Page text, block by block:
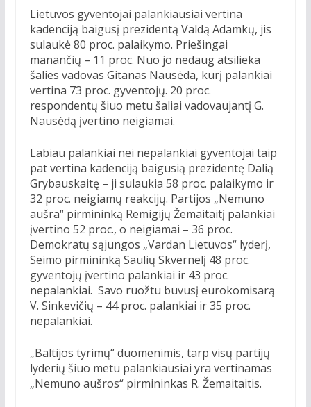
Lietuvos gyventojai palankiausiai vertina
kadenciją baigusį prezidentą Valdą Adamkų, jis
sulaukė 80 proc. palaikymo. Priešingai
manančių – 11 proc. Nuo jo nedaug atsilieka
šalies vadovas Gitanas Nausėda, kurį palankiai
vertina 73 proc. gyventojų. 20 proc.
respondentų šiuo metu šaliai vadovaujantį G.
Nausėdą įvertino neigiamai.
Labiau palankiai nei nepalankiai gyventojai taip
pat vertina kadenciją baigusią prezidentę Dalią
Grybauskaitę – ji sulaukia 58 proc. palaikymo ir
32 proc. neigiamų reakcijų. Partijos „Nemuno
aušra“ pirmininką Remigijų Žemaitaitį palankiai
įvertino 52 proc., o neigiamai – 36 proc.
Demokratų sąjungos „Vardan Lietuvos“ lyderį,
Seimo pirmininką Saulių Skvernelį 48 proc.
gyventojų įvertino palankiai ir 43 proc.
nepalankiai. Savo ruožtu buvusį eurokomisarą
V. Sinkevičių – 44 proc. palankiai ir 35 proc.
nepalankiai.
„Baltijos tyrimų“ duomenimis, tarp visų partijų
lyderių šiuo metu palankiausiai yra vertinamas
„Nemuno aušros“ pirmininkas R. Žemaitaitis.